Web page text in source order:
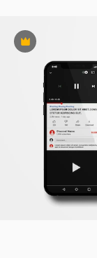
Premium